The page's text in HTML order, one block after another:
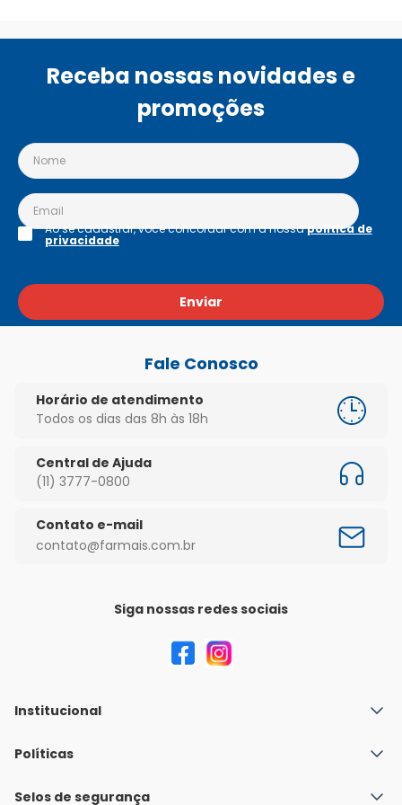
cirurgião-dentista.
Receba nossas novidades e
promoções
Enviar
Ao se cadastrar, você concordar com a nossapolítica de
privacidade
Fale Conosco
Horário de atendimento
Todos os dias das 8h às 18h
Central de Ajuda
(11) 3777-0800
Contato e-mail
contato@farmais.com.br
Siga nossas redes sociais
Institucional
Quem Somos
Nossas lojas
Políticas
Política de Envio
Selos de segurança